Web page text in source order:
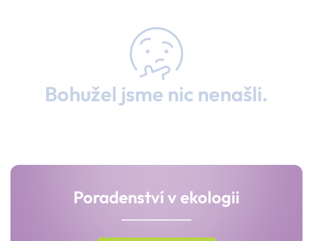
Bohužel jsme nic nenašli.
Poradenství v ekologii